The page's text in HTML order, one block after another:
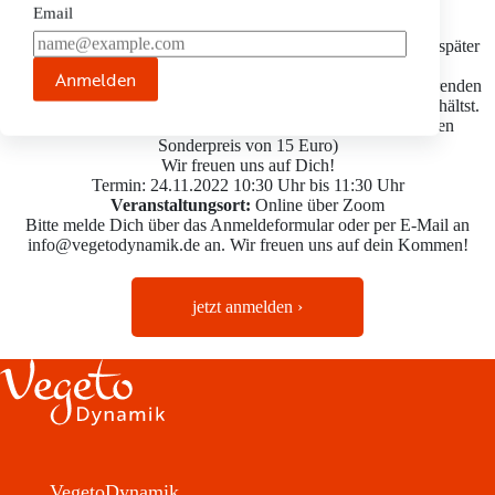
Email
Anmelden
Selbstermächtigung in Dir zu erwecken.
Das Seminar findet online via Zoom statt und steht Dir auch später
als Aufzeichnung zur Verfügung.
Für nur 25 Euro nimmst Du an einer kraftvollen und inspirierenden
Stunde teil, in der Du wertvolle Impulse für Deinen Alltag erhältst.
(VegetoDynamikerInnen zahlen für diese Masterclass einen
Sonderpreis von 15 Euro)
Wir freuen uns auf Dich!
Termin: 24.11.2022 10:30 Uhr bis 11:30 Uhr
Veranstaltungsort: Online über Zoom
Bitte melde Dich über das Anmeldeformular oder per E-Mail an
info@vegetodynamik.de an. Wir freuen uns auf dein Kommen!
jetzt anmelden ›